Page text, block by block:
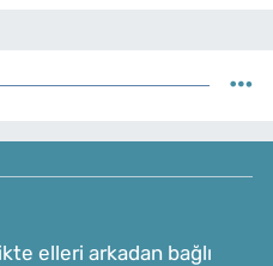
elleri arkadan bağlı